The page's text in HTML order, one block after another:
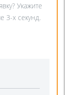
Укажите
3-х секунд.